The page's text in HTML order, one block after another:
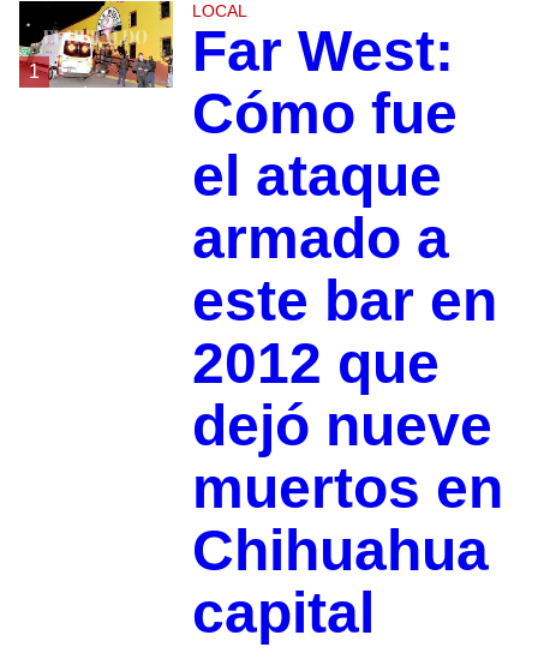
1
LOCAL
Far West:
Cómo fue
el ataque
armado a
este bar en
2012 que
dejó nueve
muertos en
Chihuahua
capital